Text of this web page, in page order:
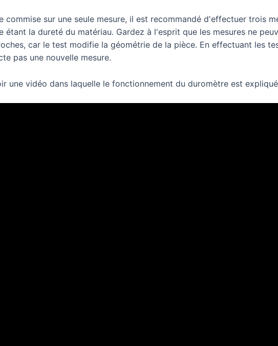
commise sur une seule mesure, il est recommandé d'effectuer trois
étant la dureté du matériau. Gardez à l'esprit que les mesures ne
car le test modifie la géométrie de la pièce. En effectuant les
pas une nouvelle mesure.
une vidéo dans laquelle le fonctionnement du duromètre est